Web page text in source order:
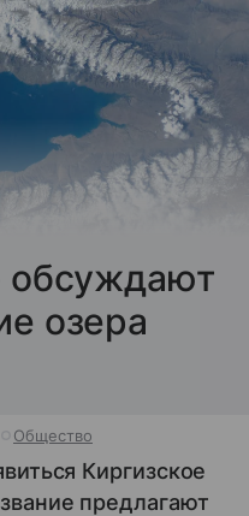
обсуждают
озера
Общество
Киргизское
предлагают